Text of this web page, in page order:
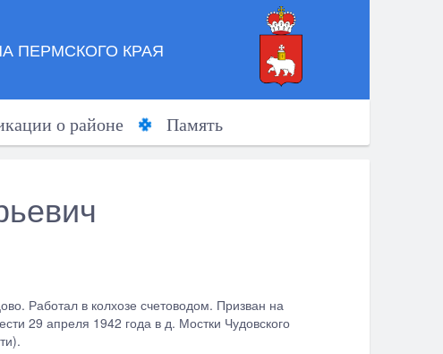
ПЕРМСКОГО КРАЯ
о районе Память
Работал в колхозе счетоводом. Призван на
29 апреля 1942 года в д. Мостки Чудовского